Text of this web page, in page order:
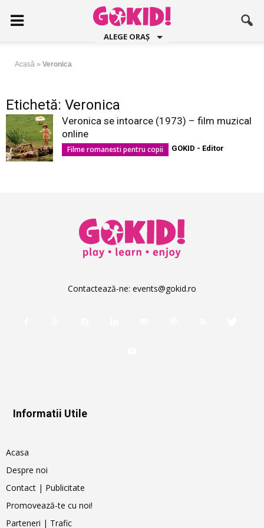
ALEGE ORAȘ
Acasă » Veronica
Etichetă: Veronica
Veronica se intoarce (1973) – film muzical
online
Filme romanesti pentru copii GOKID - Editor
Contactează-ne: events@gokid.ro
Informatii Utile
Acasa
Despre noi
Contact | Publicitate
Promovează-te cu noi!
Parteneri | Trafic